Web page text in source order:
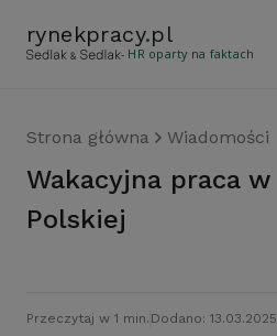
rynekpracy.pl
- HR oparty na faktach
Strona główna Wiadomości
Wakacyjna praca w Poczcie
Polskiej
Przeczytaj w 1 min. Dodano: 13.03.2025